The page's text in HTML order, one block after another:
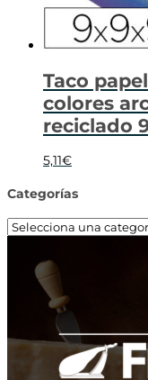
Taco
colores
reciclado
5,11€
Categorías